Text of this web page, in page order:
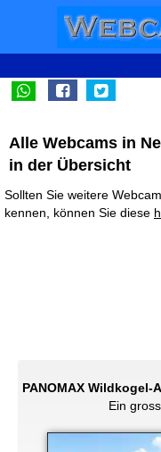
Alle Webcams in
in der Übersicht
Sollten Sie weitere
kennen, können Sie diese
PANOMAX Wildkogel-
Ein